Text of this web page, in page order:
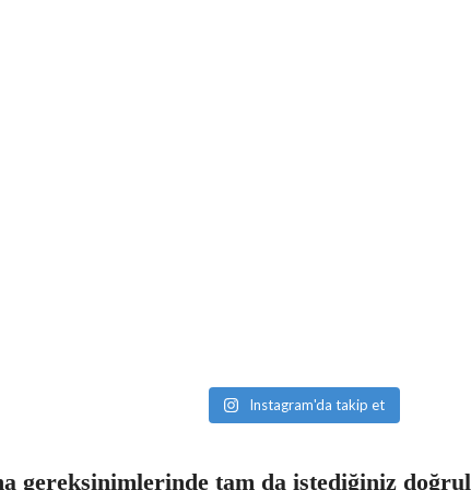
Instagram'da takip et
gereksinimlerinde tam da istediğiniz